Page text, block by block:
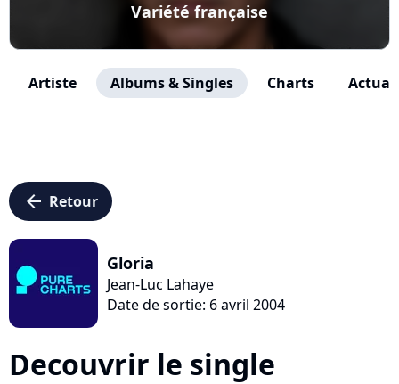
Variété française
Artiste Albums & Singles Charts
arrow_left Retour
Gloria
Jean-Luc Lahaye
Date de sortie: 6 avril 2004
Decouvrir le single